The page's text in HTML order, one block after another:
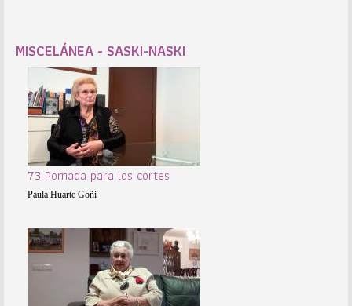
MISCELÁNEA - SASKI-NASKI
73 Pomada para los cortes
Paula Huarte Goñi